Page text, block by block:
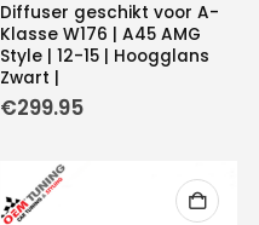
Diffuser geschikt voor A-
Klasse W176 | A45 AMG
Style | 12-15 | Hoogglans
Zwart |
€299.95